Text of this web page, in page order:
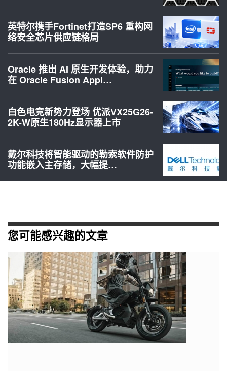
英特尔携手Fortinet打造SP6 重构网
络安全芯片供应链格局
Oracle 推出 AI 原生开发体验，助力
在 Oracle Fusion Appl…
白色电竞新势力登场 优派VX25G26-
2K-W原生180Hz显示器上市
戴尔科技将智能驱动的勒索软件防护
功能嵌入主存储，大幅提…
您可能感兴趣的文章